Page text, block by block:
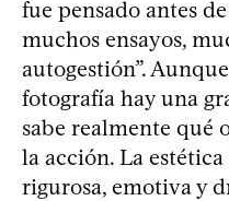
fue pensado antes
muchos ensayos,
autogestión”.
fotografía hay una
sabe realmente qué
la acción. La estética
rigurosa, emotiva y